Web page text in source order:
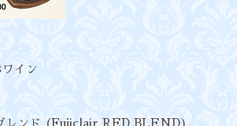
イン
レンド (Fujiclair RED BLEND)